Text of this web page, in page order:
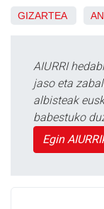
GIZARTEA
AIURRI
jaso eta
albisteak
babestuko
Egin